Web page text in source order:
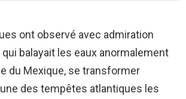
ont observé avec admiration
qui balayait les eaux anormalement
du Mexique, se transformer
des tempêtes atlantiques les